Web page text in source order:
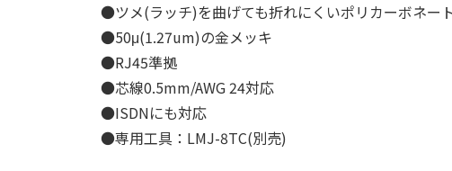
●ツメ(ラッチ)を曲げても折れにくいポリカーボネー
●50μ(1.27um)の金メッキ
●RJ45準拠
●芯線0.5mm/AWG 24対応
●ISDNにも対応
●専用工具：LMJ-8TC(別売)